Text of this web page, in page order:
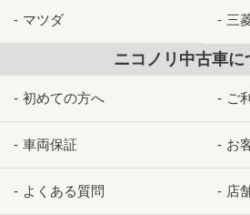
マツダ 三
ニコノリ中古車に
初めての方へ ご
車両保証 お
よくある質問 店